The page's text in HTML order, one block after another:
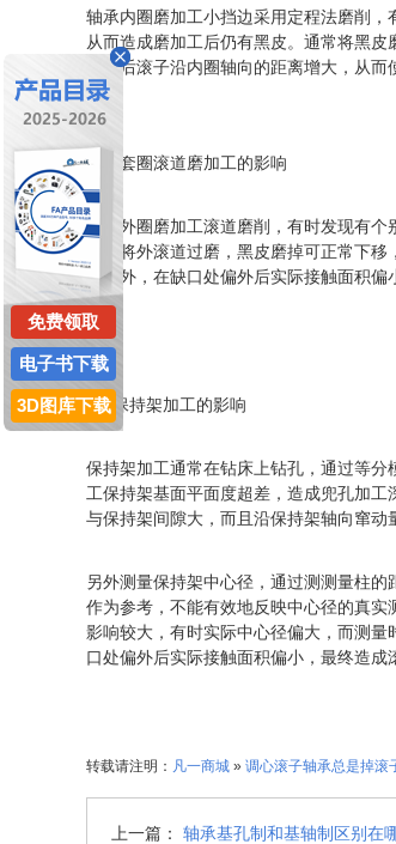
轴承内圈磨加工小挡边采用定程法磨削，
从而造成磨加工后仍有黑皮。通常将黑
过磨后滚子沿内圈轴向的距离增大，从而
轴承套圈滚道磨加工的影响
轴承外圈磨加工滚道磨削，有时发现有个
通常将外滚道过磨，黑皮磨掉可正常下
位偏外，在缺口处偏外后实际接触面积偏
2、保持架加工的影响
保持架加工通常在钻床上钻孔，通过等
工保持架基面平面度超差，造成兜孔加
与保持架间隙大，而且沿保持架轴向窜动
另外测量保持架中心径，通过测测量柱
作为参考，不能有效地反映中心径的真实
影响较大，有时实际中心径偏大，而测
口处偏外后实际接触面积偏小，最终造成
转载请注明： 凡一商城 » 调心滚子轴承总是掉滚
上一篇： 轴承基孔制和基轴制区别在
免费领取
电子书下载
3D图库下载